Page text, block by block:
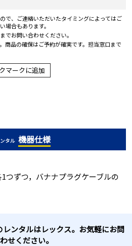
で、ご連絡いただいたタイミングによってはご
場合もあります。
でお問い合わせください。
商品の確保はご予約が確実です。担当窓口まで
マークに追加
タル 機器仕様
つずつ，バナナプラグケーブルの
ンタルはレックス。お気軽にお問
せください。